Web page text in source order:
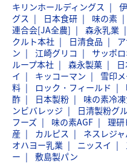
キリンホールディングス
グス
日本食研 味の素
連合会[JA全農]
森永乳業
クルト本社
日清食品
ン
江崎グリコ サッポ
ループ本社
森永製菓
イ
キッコーマン 雪印
料
ロック・フィールド
酢
日本製粉 味の素冷
ンビバレッジ
日清製粉グ
フーズ
味の素AGF 理研
産
カルピス ネスレジ
オハヨー乳業
ニッスイ
ー
敷島製パン